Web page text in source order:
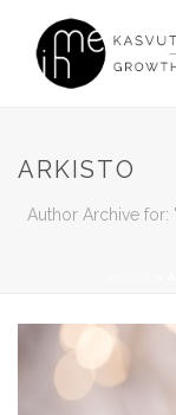
ARKISTO
Author Archive for: "